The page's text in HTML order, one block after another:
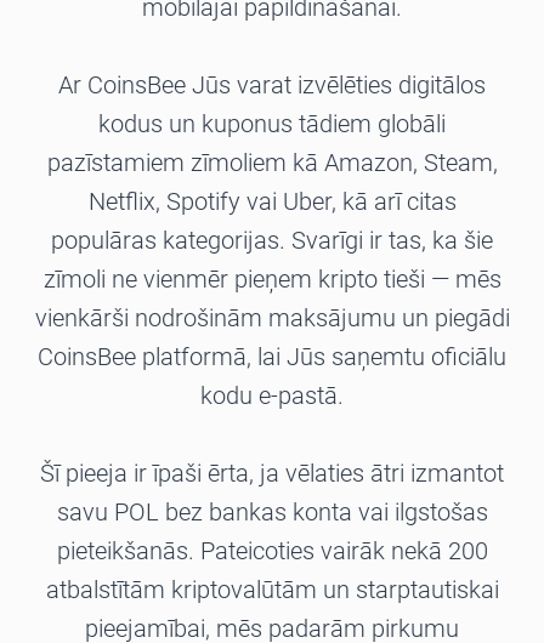
mobilajai papildināšanai.
Ar CoinsBee Jūs varat izvēlēties digitālos
kodus un kuponus tādiem globāli
pazīstamiem zīmoliem kā Amazon, Steam,
Netflix, Spotify vai Uber, kā arī citas
populāras kategorijas. Svarīgi ir tas, ka šie
zīmoli ne vienmēr pieņem kripto tieši — mēs
vienkārši nodrošinām maksājumu un piegādi
CoinsBee platformā, lai Jūs saņemtu oficiālu
kodu e-pastā.
Šī pieeja ir īpaši ērta, ja vēlaties ātri izmantot
savu POL bez bankas konta vai ilgstošas
pieteikšanās. Pateicoties vairāk nekā 200
atbalstītām kriptovalūtām un starptautiskai
pieejamībai, mēs padarām pirkumu